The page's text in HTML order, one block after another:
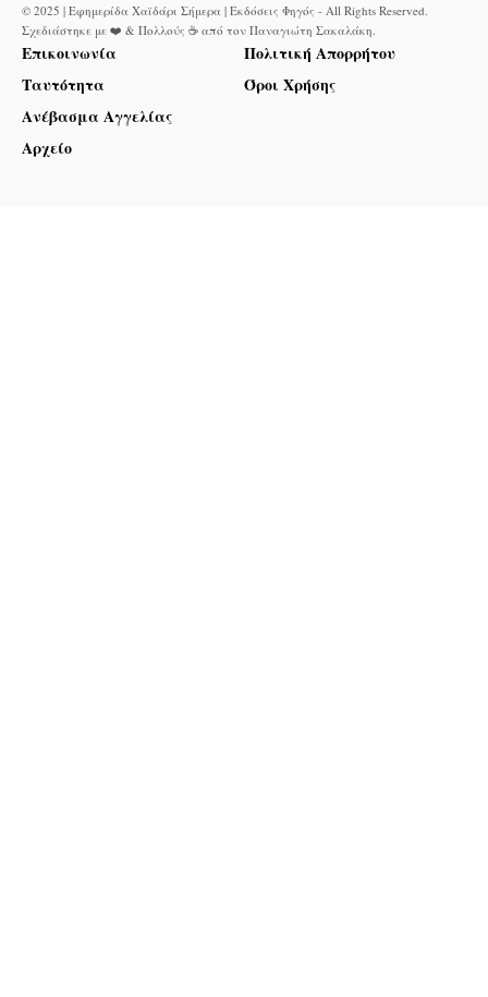
© 2025 | Εφημερίδα Χαϊδάρι Σήμερα | Εκδόσεις Φηγός - All Rights Reserved.
Σχεδιάστηκε με ❤️ & Πολλούς ☕ από τον Παναγιώτη Σακαλάκη
Επικοινωνία
Ταυτότητα
Ανέβασμα Αγγελίας
Αρχείο
Πολιτική Απορρήτου
Όροι Χρήσης